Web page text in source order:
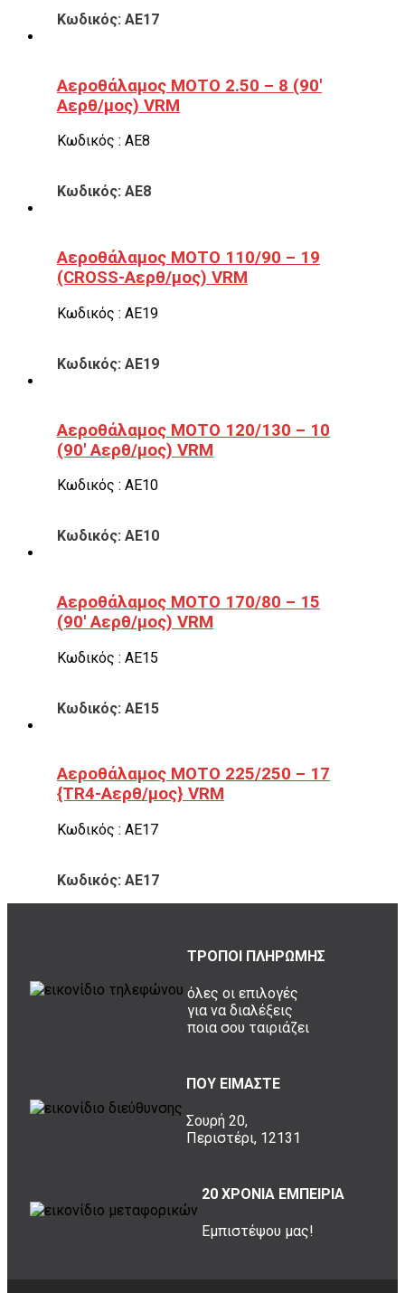
Κωδικός: ΑΕ17
Αεροθάλαμος ΜΟΤΟ 2.50 – 8 (90′
Αερθ/μος) VRM
Κωδικός : ΑΕ8
Κωδικός: ΑΕ8
Αεροθάλαμος ΜΟΤΟ 110/90 – 19
(CROSS-Αερθ/μος) VRM
Κωδικός : ΑΕ19
Κωδικός: ΑΕ19
Αεροθάλαμος ΜΟΤΟ 120/130 – 10
(90′ Αερθ/μος) VRM
Κωδικός : ΑΕ10
Κωδικός: ΑΕ10
Αεροθάλαμος ΜΟΤΟ 170/80 – 15
(90′ Αερθ/μος) VRM
Κωδικός : ΑΕ15
Κωδικός: ΑΕ15
Αεροθάλαμος ΜΟΤΟ 225/250 – 17
{TR4-Αερθ/μος} VRM
Κωδικός : ΑΕ17
Κωδικός: ΑΕ17
ΤΡΟΠΟΙ ΠΛΗΡΩΜΗΣ
όλες οι επιλογές
για να διαλέξεις
ποια σου ταιριάζει
ΠΟΥ ΕΙΜΑΣΤΕ
Σουρή 20,
Περιστέρι, 12131
20 ΧΡΟΝΙΑ ΕΜΠΕΙΡΙΑ
Εμπιστέψου μας!